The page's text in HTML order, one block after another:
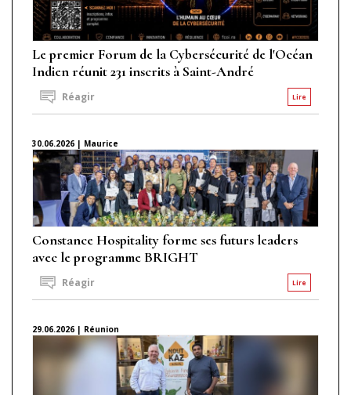
Le premier Forum de la Cybersécurité de l'Océan
Indien réunit 231 inscrits à Saint-André
Lire
Réagir
30.06.2026 | Maurice
Constance Hospitality forme ses futurs leaders
avec le programme BRIGHT
Lire
Réagir
29.06.2026 | Réunion